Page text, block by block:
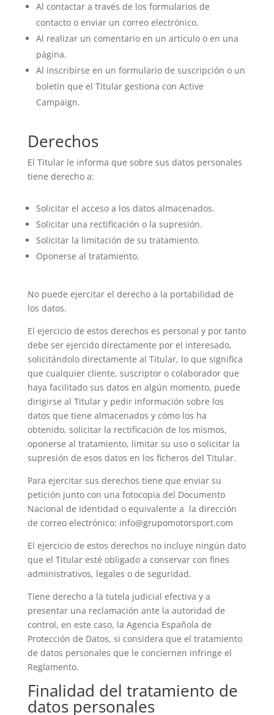
Al contactar a través de los formularios de
contacto o enviar un correo electrónico.
Al realizar un comentario en un artículo o en una
página.
Al inscribirse en un formulario de suscripción o un
boletín que el Titular gestiona con Active
Campaign.
Derechos
El Titular le informa que sobre sus datos personales
tiene derecho a:
Solicitar el acceso a los datos almacenados.
Solicitar una rectificación o la supresión.
Solicitar la limitación de su tratamiento.
Oponerse al tratamiento.
No puede ejercitar el derecho a la portabilidad de
los datos.
El ejercicio de estos derechos es personal y por tanto
debe ser ejercido directamente por el interesado,
solicitándolo directamente al Titular, lo que significa
que cualquier cliente, suscriptor o colaborador que
haya facilitado sus datos en algún momento, puede
dirigirse al Titular y pedir información sobre los
datos que tiene almacenados y cómo los ha
obtenido, solicitar la rectificación de los mismos,
oponerse al tratamiento, limitar su uso o solicitar la
supresión de esos datos en los ficheros del Titular.
Para ejercitar sus derechos tiene que enviar su
petición junto con una fotocopia del Documento
Nacional de Identidad o equivalente a la dirección
de correo electrónico: info@grupomotorsport.com
El ejercicio de estos derechos no incluye ningún dato
que el Titular esté obligado a conservar con fines
administrativos, legales o de seguridad.
Tiene derecho a la tutela judicial efectiva y a
presentar una reclamación ante la autoridad de
control, en este caso, la Agencia Española de
Protección de Datos, si considera que el tratamiento
de datos personales que le conciernen infringe el
Reglamento.
Finalidad del tratamiento de
datos personales